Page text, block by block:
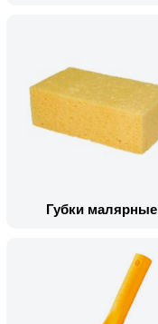
Губки малярные